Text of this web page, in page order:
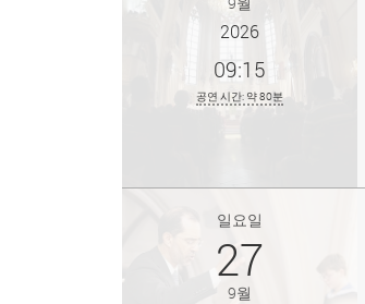
2026
09:15
공연 시간: 약 80분
일요일
27
9월